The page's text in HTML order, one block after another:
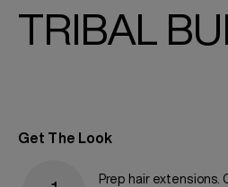
TRIBAL
Get The Look
Prep hair extensions.